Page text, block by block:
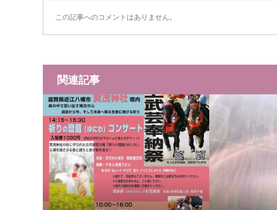
この記事へのコメントはありません。
関連記事